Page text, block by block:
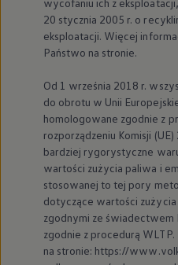
20 stycznia 2005 r. o
eksploatacji. Więcej
Państwo na stronie.
Od 1 września 2018 r.
do obrotu w Unii
homologowane zgodnie z
rozporządzeniu Komisji
bardziej rygorystyczne
wartości zużycia paliwa i
stosowanej to tej pory
dotyczące wartości zużycia
zgodnymi ze
zgodnie z procedurą
na stronie: https://